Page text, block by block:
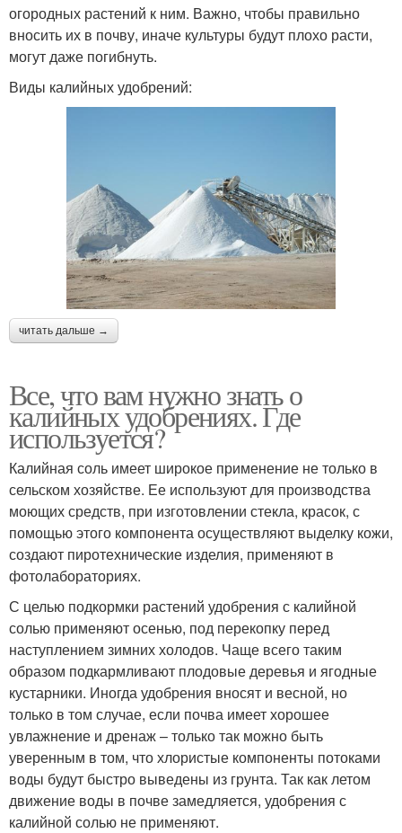
огородных растений к ним. Важно, чтобы правильно
вносить их в почву, иначе культуры будут плохо расти,
могут даже погибнуть.
Виды калийных удобрений:
читать дальше →
Все, что вам нужно знать о
калийных удобрениях. Где
используется?
Калийная соль имеет широкое применение не только в
сельском хозяйстве. Ее используют для производства
моющих средств, при изготовлении стекла, красок, с
помощью этого компонента осуществляют выделку кожи,
создают пиротехнические изделия, применяют в
фотолабораториях.
С целью подкормки растений удобрения с калийной
солью применяют осенью, под перекопку перед
наступлением зимних холодов. Чаще всего таким
образом подкармливают плодовые деревья и ягодные
кустарники. Иногда удобрения вносят и весной, но
только в том случае, если почва имеет хорошее
увлажнение и дренаж – только так можно быть
уверенным в том, что хлористые компоненты потоками
воды будут быстро выведены из грунта. Так как летом
движение воды в почве замедляется, удобрения с
калийной солью не применяют.